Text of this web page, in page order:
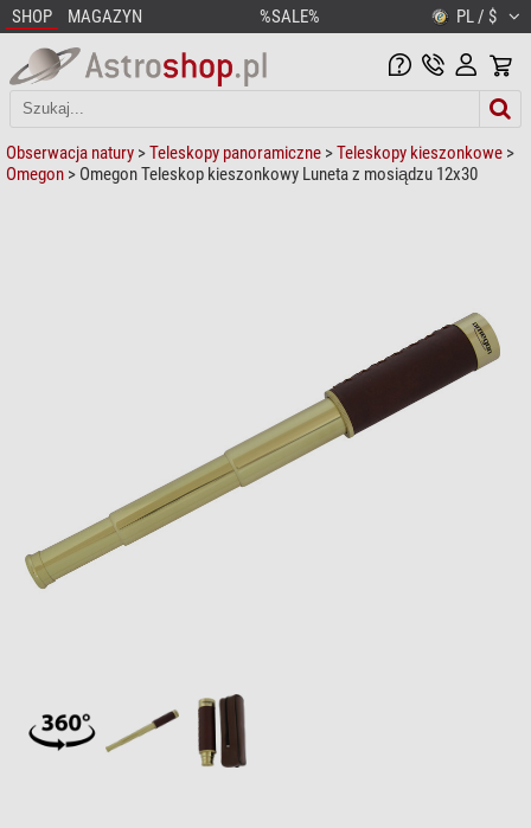
SHOP MAGAZYN %SALE% PL / $
Obserwacja natury >Teleskopy panoramiczne >Teleskopy kieszonkowe >
Omegon > Omegon Teleskop kieszonkowy Luneta z mosiądzu 12x30